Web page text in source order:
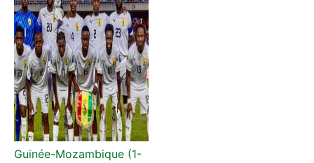
Guinée-Mozambique (1-